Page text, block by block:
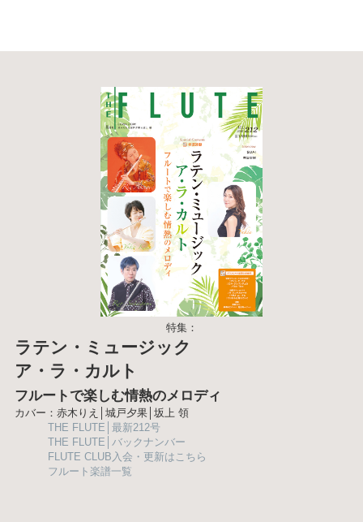
特集：
ラテン・ミュージック
ア・ラ・カルト
フルートで楽しむ情熱のメロディ
カバー：赤木りえ│城戸夕果│坂上 領
THE FLUTE│最新212号
THE FLUTE│バックナンバー
FLUTE CLUB入会・更新はこちら
フルート楽譜一覧